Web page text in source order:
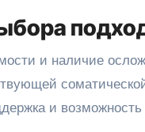
и наличие
и